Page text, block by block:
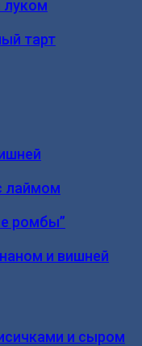
луком
тарт
лаймом
ромбы”
и вишней
и сыром